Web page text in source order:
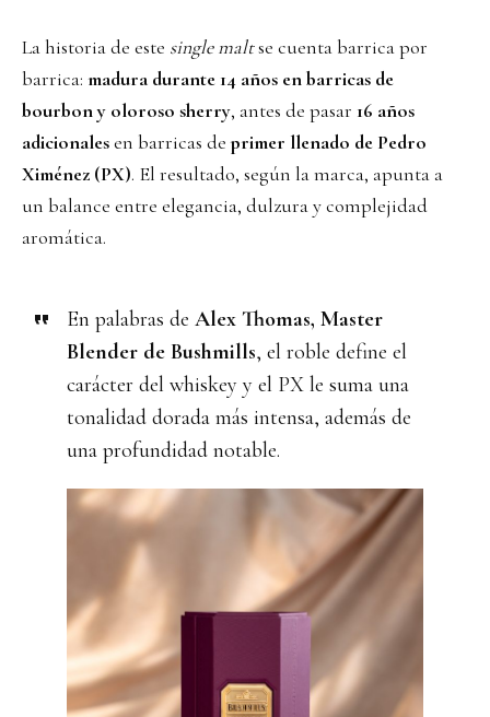
La historia de este single maltse cuenta barrica por
barrica: madura durante 14 años en barricas de
bourbon y oloroso sherry, antes de pasar 16 años
adicionalesen barricas deprimer llenado de Pedro
Ximénez (PX). El resultado, según la marca, apunta a
un balance entre elegancia, dulzura y complejidad
aromática.
En palabras de Alex Thomas, Master
Blender de Bushmills, el roble define el
carácter del whiskey y el PX le suma una
tonalidad dorada más intensa, además de
una profundidad notable.